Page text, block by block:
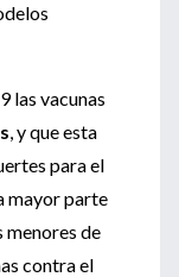
las vacunas
, y que esta
para el
mayor parte
menores de
contra el